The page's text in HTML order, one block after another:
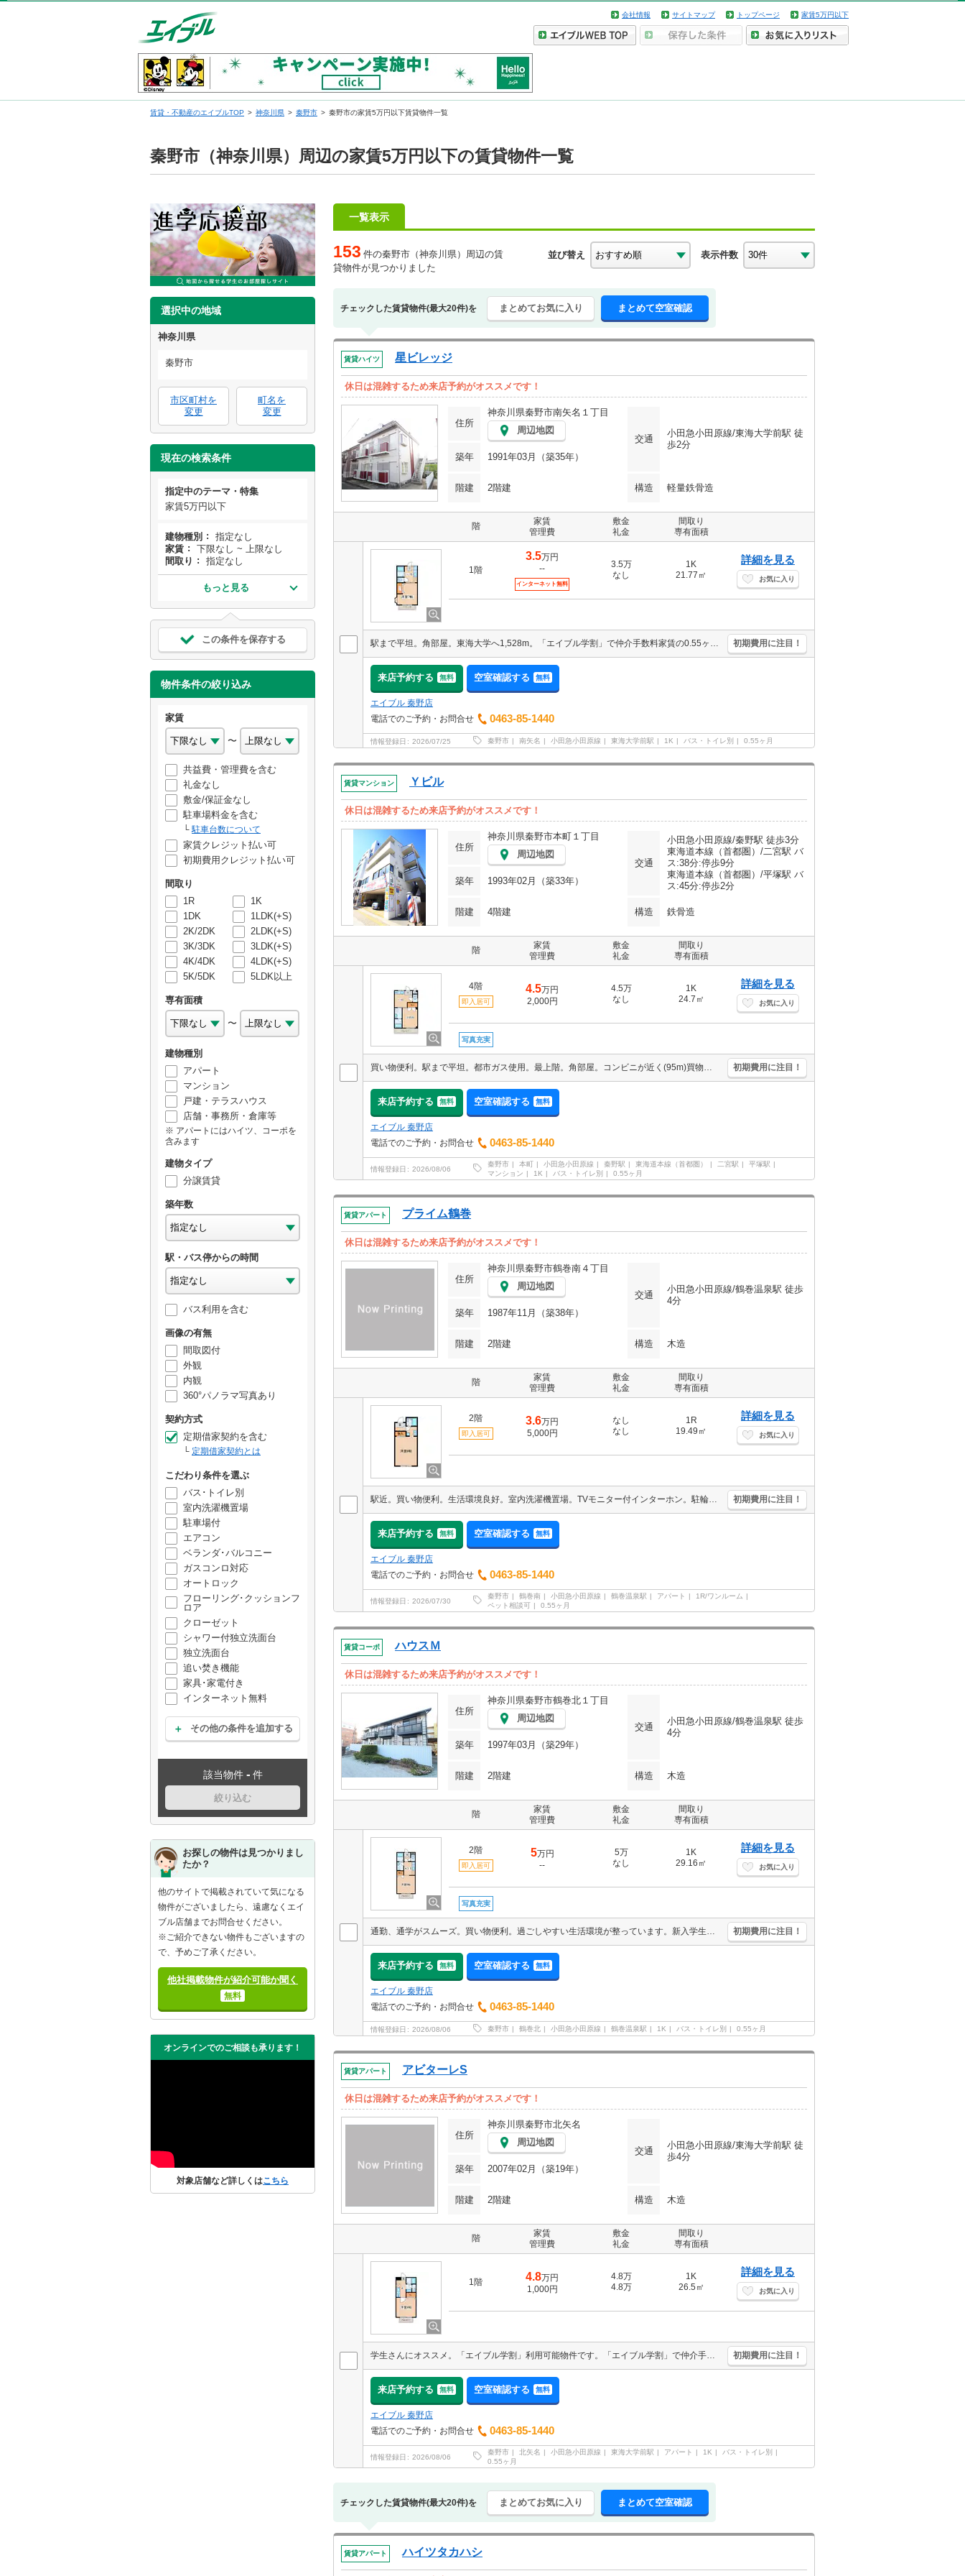
会社情報 サイトマップ トップページ 家賃5万円以下
賃貸・不動産のエイブルTOP 神奈川県 秦野市 秦野市の家賃5万円以下賃貸物件一覧
秦野市（神奈川県）周辺の家賃5万円以下の賃貸物件一覧
選択中の地域
神奈川県
秦野市
市区町村を
変更
町名を
変更
現在の検索条件
指定中のテーマ・特集
家賃5万円以下
建物種別
指定なし
家賃
下限なし ~ 上限なし
間取り
指定なし
もっと見る
この条件を保存する
物件条件の絞り込み
家賃
〜
共益費・管理費を含む
礼金なし
敷金/保証金なし
駐車場料金を含む
駐車台数について
家賃クレジット払い可
初期費用クレジット払い可
間取り
1R
1K
1DK
1LDK(+S)
2K/2DK
2LDK(+S)
3K/3DK
3LDK(+S)
4K/4DK
4LDK(+S)
5K/5DK
5LDK以上
専有面積
〜
建物種別
アパート
マンション
戸建・テラスハウス
店舗・事務所・倉庫等
アパートにはハイツ、コーポを
含みます
建物タイプ
分譲賃貸
築年数
駅・バス停からの時間
バス利用を含む
画像の有無
間取図付
外観
内観
360°パノラマ写真あり
契約方式
定期借家契約を含む
定期借家契約とは
こだわり条件を選ぶ
バス･トイレ別
室内洗濯機置場
駐車場付
エアコン
ベランダ･バルコニー
ガスコンロ対応
オートロック
フローリング･クッションフ
ロア
クローゼット
シャワー付独立洗面台
独立洗面台
追い焚き機能
家具･家電付き
インターネット無料
その他の条件を追加する
該当物件 - 件
絞り込む
お探しの物件は見つかりまし
たか？
他のサイトで掲載されていて気になる
物件がございましたら、遠慮なくエイ
ブル店舗までお問合せください。
※ご紹介できない物件もございますの
で、予めご了承ください。
他社掲載物件が紹介可能か聞く
無料
オンラインでのご相談も承ります！
対象店舗など詳しくはこちら
一覧表示
153 件の秦野市（神奈川県）周辺の賃
貸物件が見つかりました
並び替え 表示件数
チェックした賃貸物件(最大20件)を まとめてお気に入り まとめて空室確認
賃貸ハイツ 星ビレッジ
休日は混雑するため来店予約がオススメです！
住所
神奈川県秦野市南矢名１丁目
周辺地図
交通
小田急小田原線/東海大学前駅 徒
歩2分
築年
1991年03月（築35年）
階建 2階建 構造 軽量鉄骨造
階
家賃
管理費
敷金
礼金
間取り
専有面積
1階
3.5万円
--
インターネット無料
3.5万
なし
1K
21.77㎡
詳細を見る
お気に入り
駅まで平坦。角部屋。東海大学へ1,528m。「エイブル学割」で仲介手数料家賃の0.55ヶ月分より10％ＯＦＦ。J:COM320M無料。コンビニへ219m。東海大学へ1,000m。 初期費用に注目！
来店予約する 無料 空室確認する 無料
エイブル 秦野店
電話でのご予約・お問合せ
0463-85-1440
情報登録日 2026/07/25 秦野市 南矢名 小田急小田原線 東海大学前駅 1K バス・トイレ別 0.55ヶ月
賃貸マンション Ｙビル
休日は混雑するため来店予約がオススメです！
住所
神奈川県秦野市本町１丁目
周辺地図
交通
小田急小田原線/秦野駅 徒歩3分
東海道本線（首都圏）/二宮駅 バ
ス:38分:停歩9分
東海道本線（首都圏）/平塚駅 バ
ス:45分:停歩2分
築年 1993年02月（築33年）
階建 4階建 構造 鉄骨造
階
家賃
管理費
敷金
礼金
間取り
専有面積
4階
即入居可
4.5万円
2,000円
4.5万
なし
1K
24.7㎡
詳細を見る
お気に入り
写真充実
買い物便利。駅まで平坦。都市ガス使用。最上階。角部屋。コンビニが近く(95m)買物便利。スーパーが近く(303m)買物便利。通勤、通学がスムーズ。 初期費用に注目！
来店予約する 無料 空室確認する 無料
エイブル 秦野店
電話でのご予約・お問合せ
0463-85-1440
情報登録日 2026/08/06
秦野市 本町 小田急小田原線 秦野駅 東海道本線（首都圏） 二宮駅
平塚駅
マンション
1K バス・トイレ別 0.55ヶ月
賃貸アパート プライム鶴巻
休日は混雑するため来店予約がオススメです！
住所
神奈川県秦野市鶴巻南４丁目
周辺地図
交通
小田急小田原線/鶴巻温泉駅 徒歩
4分
築年
1987年11月（築38年）
階建 2階建 構造 木造
階
家賃
管理費
敷金
礼金
間取り
専有面積
2階
即入居可
3.6万円
5,000円
なし
なし
1R
19.49㎡
詳細を見る
お気に入り
駅近。買い物便利。生活環境良好。室内洗濯機置場。TVモニター付インターホン。駐輪場有。学生さんにオススメ。あなたの新生活応援します！。 初期費用に注目！
来店予約する 無料 空室確認する 無料
エイブル 秦野店
電話でのご予約・お問合せ
0463-85-1440
情報登録日 2026/07/30
秦野市 鶴巻南 小田急小田原線 鶴巻温泉駅 アパート
1R/ワンルーム
ペット相談可
0.55ヶ月
賃貸コーポ ハウスＭ
休日は混雑するため来店予約がオススメです！
住所
神奈川県秦野市鶴巻北１丁目
周辺地図
交通
小田急小田原線/鶴巻温泉駅 徒歩
4分
築年
1997年03月（築29年）
階建 2階建 構造 木造
階
家賃
管理費
敷金
礼金
間取り
専有面積
2階
即入居可
5万円
--
5万
なし
1K
29.16㎡
詳細を見る
お気に入り
写真充実
通勤、通学がスムーズ。買い物便利。過ごしやすい生活環境が整っています。新入学生・新社会人の方必見!。「エイブル学割」で仲介手数料家賃の0.55ヶ月分より10％ＯＦＦ。 初期費用に注目！
来店予約する 無料 空室確認する 無料
エイブル 秦野店
電話でのご予約・お問合せ
0463-85-1440
情報登録日 2026/08/06 秦野市 鶴巻北 小田急小田原線 鶴巻温泉駅 1K バス・トイレ別 0.55ヶ月
賃貸アパート アビターレS
休日は混雑するため来店予約がオススメです！
住所
神奈川県秦野市北矢名
周辺地図
交通
小田急小田原線/東海大学前駅 徒
歩4分
築年
2007年02月（築19年）
階建 2階建 構造 木造
階
家賃
管理費
敷金
礼金
間取り
専有面積
1階 4.8万円
1,000円
4.8万
4.8万
1K
26.5㎡
詳細を見る
お気に入り
学生さんにオススメ。「エイブル学割」利用可能物件です。「エイブル学割」で仲介手数料家賃の0.55ヶ月分より10％ＯＦＦ。駅近。通勤、通学がスムーズ。買い物便利。過ごしやすい生活環境が整っています。 初期費用に注目！
来店予約する 無料 空室確認する 無料
エイブル 秦野店
電話でのご予約・お問合せ
0463-85-1440
情報登録日 2026/08/06
秦野市 北矢名 小田急小田原線 東海大学前駅 アパート 1K
バス・トイレ別
0.55ヶ月
チェックした賃貸物件(最大20件)を まとめてお気に入り まとめて空室確認
賃貸アパート ハイツタカハシ